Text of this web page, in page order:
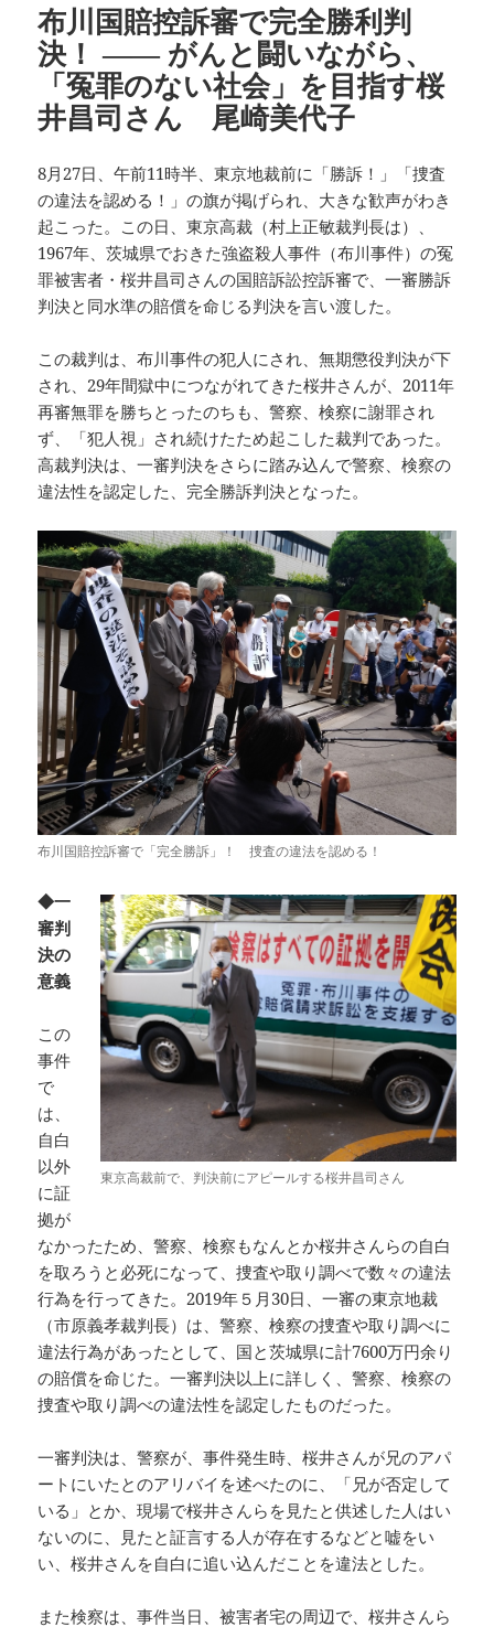
ー
布川国賠控訴審で完全勝利判
決！ ―― がんと闘いながら、
「冤罪のない社会」を目指す桜
井昌司さん 尾崎美代子
8月27日、午前11時半、東京地裁前に「勝訴！」「捜査
の違法を認める！」の旗が掲げられ、大きな歓声がわき
起こった。この日、東京高裁（村上正敏裁判長は）、
1967年、茨城県でおきた強盗殺人事件（布川事件）の冤
罪被害者・桜井昌司さんの国賠訴訟控訴審で、一審勝訴
判決と同水準の賠償を命じる判決を言い渡した。
この裁判は、布川事件の犯人にされ、無期懲役判決が下
され、29年間獄中につながれてきた桜井さんが、2011年
再審無罪を勝ちとったのちも、警察、検察に謝罪され
ず、「犯人視」され続けたため起こした裁判であった。
高裁判決は、一審判決をさらに踏み込んで警察、検察の
違法性を認定した、完全勝訴判決となった。
布川国賠控訴審で「完全勝訴」！ 捜査の違法を認める！
東京高裁前で、判決前にアピールする桜井昌司さん
◆一
審判
決の
意義
この
事件
で
は、
自白
以外
に証
拠が
なかったため、警察、検察もなんとか桜井さんらの自白
を取ろうと必死になって、捜査や取り調べで数々の違法
行為を行ってきた。2019年５月30日、一審の東京地裁
（市原義孝裁判長）は、警察、検察の捜査や取り調べに
違法行為があったとして、国と茨城県に計7600万円余り
の賠償を命じた。一審判決以上に詳しく、警察、検察の
捜査や取り調べの違法性を認定したものだった。
一審判決は、警察が、事件発生時、桜井さんが兄のアパ
ートにいたとのアリバイを述べたのに、「兄が否定して
いる」とか、現場で桜井さんらを見たと供述した人はい
ないのに、見たと証言する人が存在するなどと嘘をい
い、桜井さんを自白に追い込んだことを違法とした。
また検察は、事件当日、被害者宅の周辺で、桜井さんら